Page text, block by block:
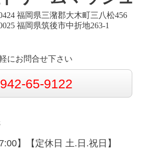
福岡県三潴郡大木町三八松456
福岡県筑後市中折地263-1
にお問合せ下さい
65-9122
】【定休日 土.日.祝日】